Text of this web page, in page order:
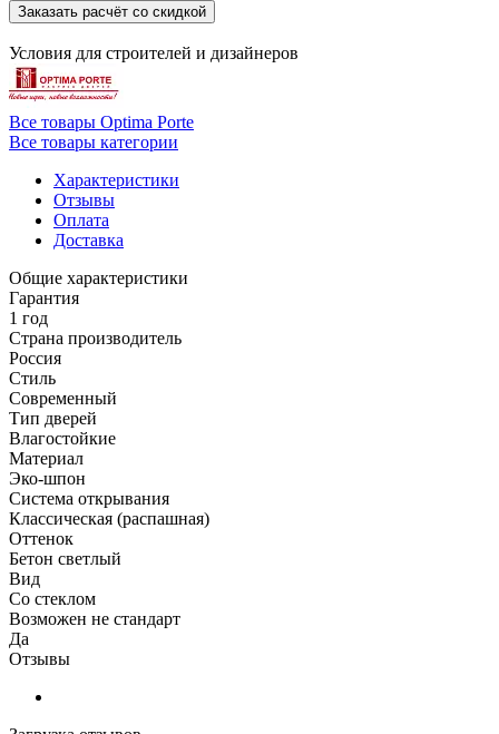
Заказать расчёт со скидкой
Условия для строителей и дизайнеров
Все товары Optima Porte
Все товары категории
Характеристики
Отзывы
Оплата
Доставка
Общие характеристики
Гарантия
1 год
Страна производитель
Россия
Стиль
Современный
Тип дверей
Влагостойкие
Материал
Эко-шпон
Система открывания
Классическая (распашная)
Оттенок
Бетон светлый
Вид
Со стеклом
Возможен не стандарт
Да
Отзывы